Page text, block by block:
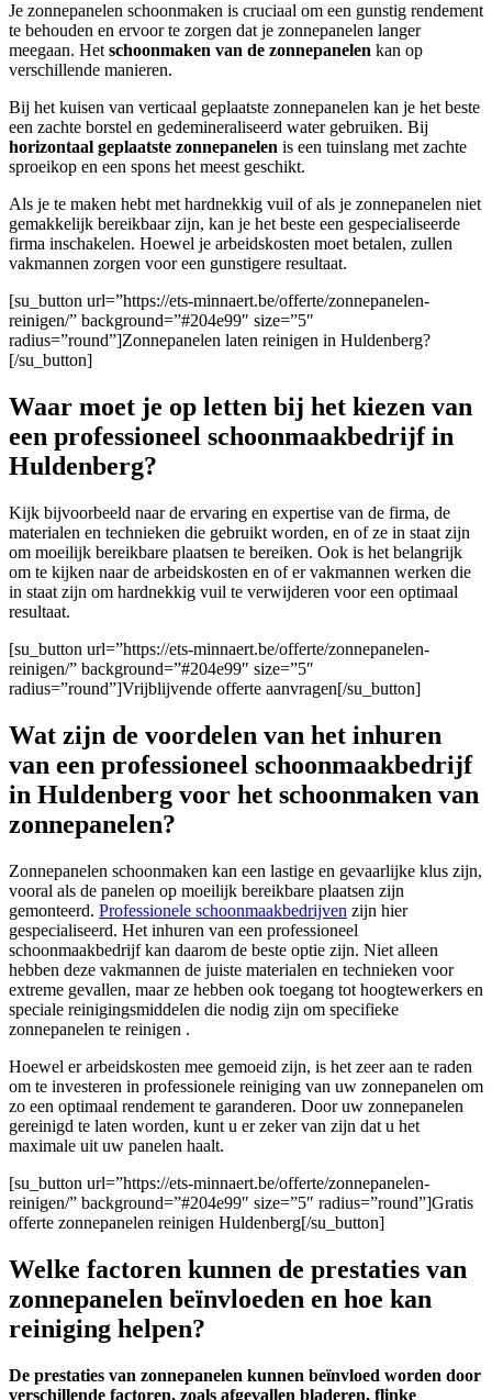
Je zonnepanelen schoonmaken is cruciaal om een gunstig rendement
te behouden en ervoor te zorgen dat je zonnepanelen langer
meegaan. Het schoonmaken van de zonnepanelen kan op
verschillende manieren.
Bij het kuisen van verticaal geplaatste zonnepanelen kan je het beste
een zachte borstel en gedemineraliseerd water gebruiken. Bij
horizontaal geplaatste zonnepanelen is een tuinslang met zachte
sproeikop en een spons het meest geschikt.
Als je te maken hebt met hardnekkig vuil of als je zonnepanelen niet
gemakkelijk bereikbaar zijn, kan je het beste een gespecialiseerde
firma inschakelen. Hoewel je arbeidskosten moet betalen, zullen
vakmannen zorgen voor een gunstigere resultaat.
[su_button url=”https://ets-minnaert.be/offerte/zonnepanelen-
reinigen/” background=”#204e99″ size=”5″
radius=”round”]Zonnepanelen laten reinigen in Huldenberg?
[/su_button]
Waar moet je op letten bij het kiezen van
een professioneel schoonmaakbedrijf in
Huldenberg?
Kijk bijvoorbeeld naar de ervaring en expertise van de firma, de
materialen en technieken die gebruikt worden, en of ze in staat zijn
om moeilijk bereikbare plaatsen te bereiken. Ook is het belangrijk
om te kijken naar de arbeidskosten en of er vakmannen werken die
in staat zijn om hardnekkig vuil te verwijderen voor een optimaal
resultaat.
[su_button url=”https://ets-minnaert.be/offerte/zonnepanelen-
reinigen/” background=”#204e99″ size=”5″
radius=”round”]Vrijblijvende offerte aanvragen[/su_button]
Wat zijn de voordelen van het inhuren
van een professioneel schoonmaakbedrijf
in Huldenberg voor het schoonmaken van
zonnepanelen?
Zonnepanelen schoonmaken kan een lastige en gevaarlijke klus zijn,
vooral als de panelen op moeilijk bereikbare plaatsen zijn
gemonteerd. Professionele schoonmaakbedrijven zijn hier
gespecialiseerd. Het inhuren van een professioneel
schoonmaakbedrijf kan daarom de beste optie zijn. Niet alleen
hebben deze vakmannen de juiste materialen en technieken voor
extreme gevallen, maar ze hebben ook toegang tot hoogtewerkers en
speciale reinigingsmiddelen die nodig zijn om specifieke
zonnepanelen te reinigen .
Hoewel er arbeidskosten mee gemoeid zijn, is het zeer aan te raden
om te investeren in professionele reiniging van uw zonnepanelen om
zo een optimaal rendement te garanderen. Door uw zonnepanelen
gereinigd te laten worden, kunt u er zeker van zijn dat u het
maximale uit uw panelen haalt.
[su_button url=”https://ets-minnaert.be/offerte/zonnepanelen-
reinigen/” background=”#204e99″ size=”5″ radius=”round”]Gratis
offerte zonnepanelen reinigen Huldenberg[/su_button]
Welke factoren kunnen de prestaties van
zonnepanelen beïnvloeden en hoe kan
reiniging helpen?
De prestaties van zonnepanelen kunnen beïnvloed worden door
verschillende factoren, zoals afgevallen bladeren, flinke